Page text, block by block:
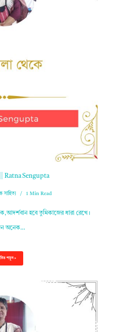
Ratna Sengupta
সাহিত্য 1 Min Read
হবে তুমিকাজের ধারা রেখে।
অনেক…
পড়ুন »